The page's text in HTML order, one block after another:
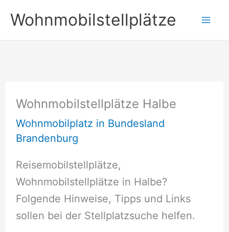
Inhalt
springen
Wohnmobilstellplätze
Wohnmobilstellplätze Halbe
Wohnmobilplatz in Bundesland
Brandenburg
Reisemobilstellplätze,
Wohnmobilstellplätze in Halbe?
Folgende Hinweise, Tipps und Links
sollen bei der Stellplatzsuche helfen.